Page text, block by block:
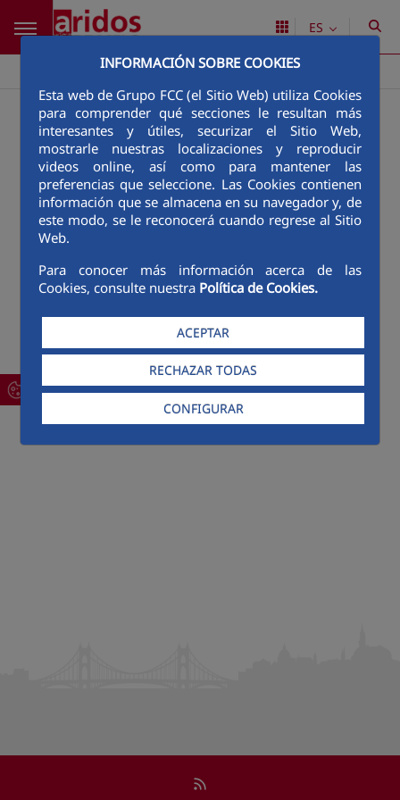
Saltar al contenido principal
INFORMACIÓN SOBRE COOKIES
Esta web de Grupo FCC (el Sitio Web) utiliza Cookies
para comprender qué secciones le resultan más
interesantes y útiles, securizar el Sitio Web,
mostrarle nuestras localizaciones y reproducir
videos online, así como para mantener las
preferencias que seleccione. Las Cookies contienen
información que se almacena en su navegador y, de
este modo, se le reconocerá cuando regrese al Sitio
Web.
Para conocer más información acerca de las
Cookies, consulte nuestra Política de Cookies.
ACEPTAR
RECHAZAR TODAS
CONFIGURAR
ES
Comunicación